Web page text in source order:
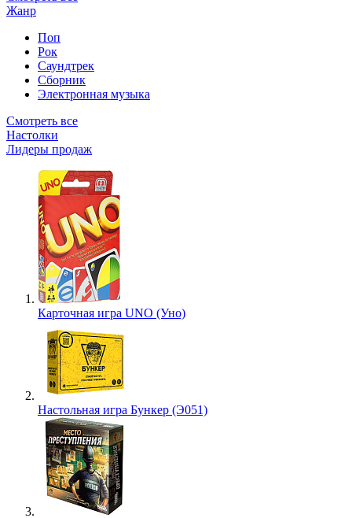
Жанр
Поп
Рок
Саундтрек
Сборник
Электронная музыка
Смотреть все
Настолки
Лидеры продаж
Карточная игра UNO (Уно)
Настольная игра Бункер (Э051)